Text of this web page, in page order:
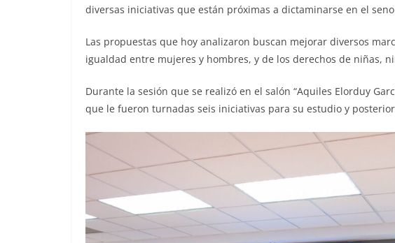
diversas iniciativas que están próximas a dictaminarse en el
Las propuestas que hoy analizaron buscan mejorar diversos
igualdad entre mujeres y hombres, y de los derechos de niñas,
Durante la sesión que se realizó en el salón “Aquiles Elorduy
que le fueron turnadas seis iniciativas para su estudio y